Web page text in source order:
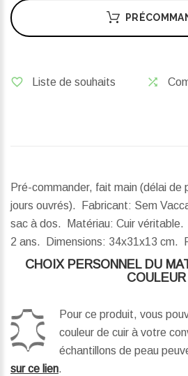
Liste de souhaits
Pré-commander, fait main (délai de
jours ouvrés). Fabricant: Sem
sac à dos. Matériau: Cuir
2 ans.
Dimensions: 34x31x13 cm.
CHOIX PERSONNEL DU
COULEUR
Pour ce produit, vous
couleur de cuir à votre
échantillons de peau
sur ce lien.